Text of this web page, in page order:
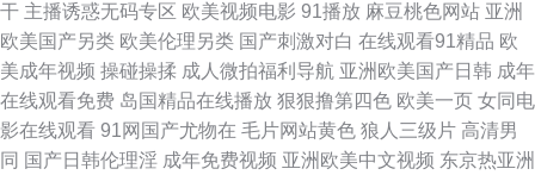
干 主播诱惑无码专区 欧美视频电影 91播放 麻豆桃色网站 亚洲
欧美国产另类 欧美伦理另类 国产刺激对白 在线观看91精品 欧
美成年视频 操碰操揉 成人微拍福利导航 亚洲欧美国产日韩 成年
在线观看免费 岛国精品在线播放 狠狠撸第四色 欧美一页 女同电
影在线观看 91网国产尤物在 毛片网站黄色 狼人三级片 高清男
同 国产日韩伦理淫 成年免费视频 亚洲欧美中文视频 东京热亚洲